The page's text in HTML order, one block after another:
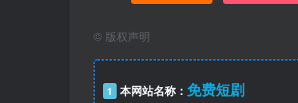
© 版权声明
1 本网站名称： 免费短剧